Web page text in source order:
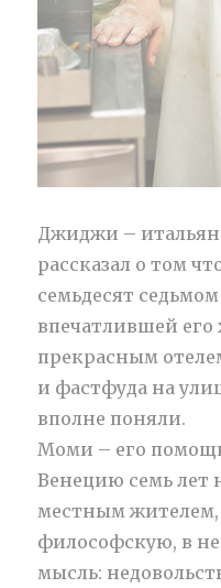
Джиджи –
рассказал о том
семьдесят
впечатлившей
прекрасным
и фастфуда на
вполне поняли.
Моми – его
Венецию семь лет
местным жителем,
философскую, в
мысль: